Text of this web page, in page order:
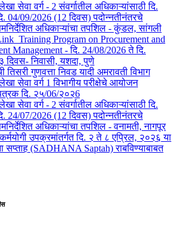
लेखा सेवा वर्ग - 2 संवर्गातील अधिकाऱ्यांसाठी दि.
04/09/2026 (12 दिवस) पदोन्नतीनंतरचे
अधिकाऱ्यांचा तपशिल - कुंडल, सांगली​​
Program on Procurement and
Management - दि. 24/08/2026 ते दि.
दिवस- निवासी, यशदा, पुणे​
गुणवत्ता निवड यादी अमरावती विभाग
लेखा सेवा वर्ग 1 विभागीय परीक्षेचे आयोजन
दि. २५/06/२०२6
लेखा सेवा वर्ग - 2 संवर्गातील अधिकाऱ्यांसाठी दि.
24/07/2026 (12 दिवस) पदोन्नतीनंतरचे
अधिकाऱ्यांचा तपशिल - वनामती, नागपूर
उपक्रमांतर्गत दि. २ ते ८ एप्रिल, २०२६ या
सप्ताह (SADHANA Saptah) राबविण्याबाबत